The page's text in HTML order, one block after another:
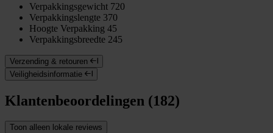
Verpakkingsgewicht 720
Verpakkingslengte 370
Hoogte Verpakking 45
Verpakkingsbreedte 245
Verzending & retouren
Veiligheidsinformatie
Klantenbeoordelingen (182)
Toon alleen lokale reviews